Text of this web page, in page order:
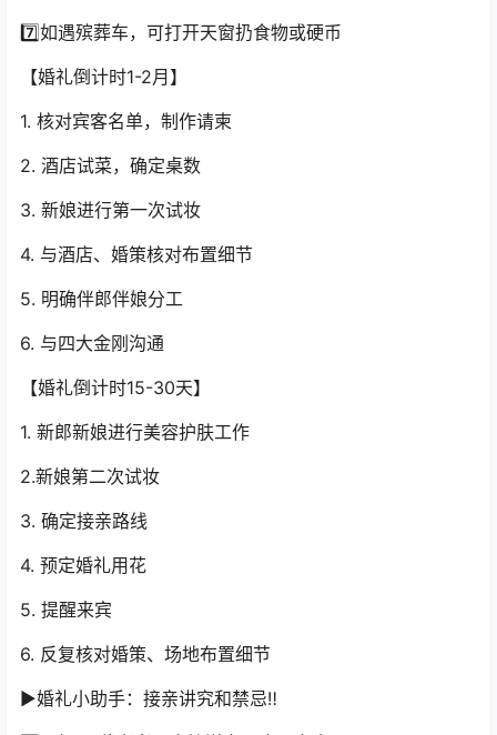
7️⃣如遇殡葬车，可打开天窗扔食物或硬币
【婚礼倒计时1-2月】
1. 核对宾客名单，制作请柬
2. 酒店试菜，确定桌数
3. 新娘进行第一次试妆
4. 与酒店、婚策核对布置细节
5. 明确伴郎伴娘分工
6. 与四大金刚沟通
【婚礼倒计时15-30天】
1. 新郎新娘进行美容护肤工作
2.新娘第二次试妆
3. 确定接亲路线
4. 预定婚礼用花
5. 提醒来宾
6. 反复核对婚策、场地布置细节
▶婚礼小助手：接亲讲究和禁忌‼️